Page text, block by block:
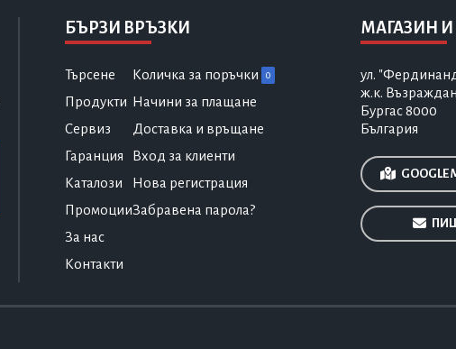
БЪРЗИ ВРЪЗКИ
Търсене
Продукти
Сервиз
Гаранция
Каталози
Промоции
За нас
Контакти
Количка за поръчки 0
Начини за плащане
Доставка и връщане
Вход за клиенти
Нова регистрация
Забравена парола?
МАГАЗИН И
ул.
ж.к.
Бургас 8000
България